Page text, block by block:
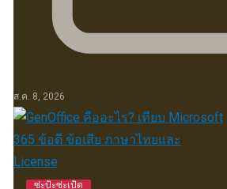
ส.ค. 8, 2026
ซ่ะป้ะซ่ะเป้ด